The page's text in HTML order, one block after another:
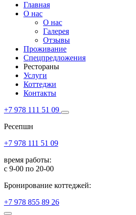
Главная
О нас
О нас
Галерея
Отзывы
Проживание
Спецпредложения
Рестораны
Услуги
Коттеджи
Контакты
+7 978 111 51 09
Ресепшн
+7 978 111 51 09
время работы:
с 9-00 по 20-00
Бронирование коттеджей:
+7 978 855 89 26